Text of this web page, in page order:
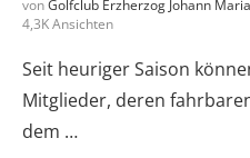
vonGolfclub Erzherzog Johann
4,3K Ansichten
Seit heuriger Saison
Mitglieder, deren
dem …